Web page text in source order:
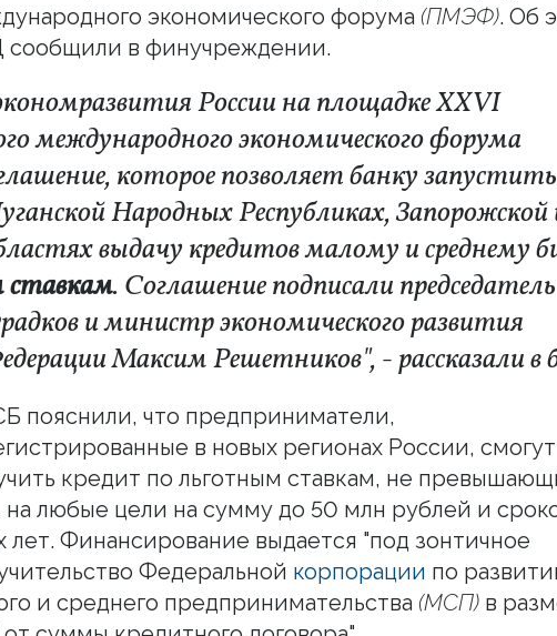
экономического форума (ПМЭФ). Об
в финучреждении.
России на площадке ХХVI
международного экономического форума
которое позволяет банку
Народных Республиках, Запорожской
выдачу кредитов малому и среднему
. Соглашение подписали
и министр экономического развития
Максим Решетников", - рассказали в
пояснили, что предприниматели,
в новых регионах России, смогут
кредит по льготным ставкам, не
на любые цели на сумму до 50 млн рублей и
лет. Финансирование выдается "под зонтичное
Федеральной корпорации по
и среднего предпринимательства (МСП) в